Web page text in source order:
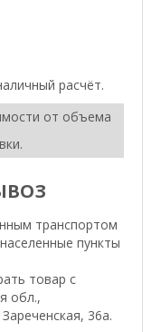
расчёт.
от объема
транспортом
пункты
товар с
обл.,
36а.